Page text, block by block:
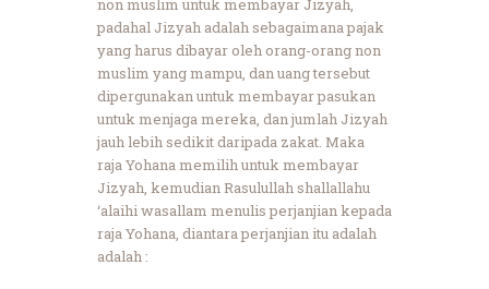
non muslim untuk membayar Jizyah,
padahal Jizyah adalah sebagaimana pajak
yang harus dibayar oleh orang-orang non
muslim yang mampu, dan uang tersebut
dipergunakan untuk membayar pasukan
untuk menjaga mereka, dan jumlah Jizyah
jauh lebih sedikit daripada zakat. Maka
raja Yohana memilih untuk membayar
Jizyah, kemudian Rasulullah shallallahu
‘alaihi wasallam menulis perjanjian kepada
raja Yohana, diantara perjanjian itu adalah
adalah :